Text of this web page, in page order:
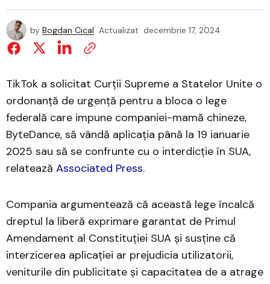
by Bogdan Cical Actualizat decembrie 17, 2024
TikTok a solicitat Curții Supreme a Statelor Unite o
ordonanță de urgență pentru a bloca o lege
federală care impune companiei-mamă chineze,
ByteDance, să vândă aplicația până la 19 ianuarie
2025 sau să se confrunte cu o interdicție în SUA,
relatează Associated Press.
Compania argumentează că această lege încalcă
dreptul la liberă exprimare garantat de Primul
Amendament al Constituției SUA și susține că
interzicerea aplicației ar prejudicia utilizatorii,
veniturile din publicitate și capacitatea de a atrage